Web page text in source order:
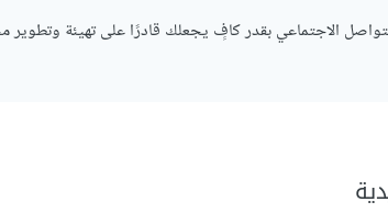
التواصل الاجتماعي بقدر كافٍ يجعلك قادرًا على تهيئة وتطوير